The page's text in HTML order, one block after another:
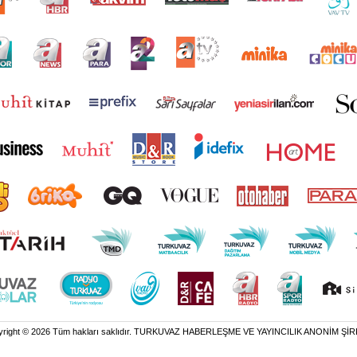
© 2026 Tüm hakları saklıdır. TURKUVAZ HABERLEŞME VE YAYINCILIK ANONİM